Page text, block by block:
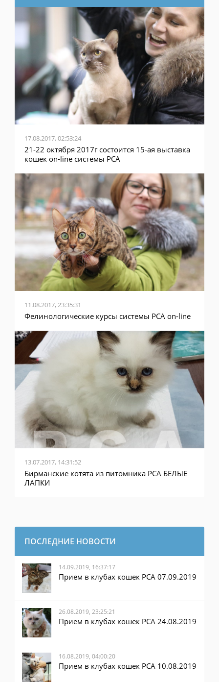
17.08.2017, 02:53:24
21-22 октября 2017г состоится 15-ая выставка
кошек on-line системы PCA
11.08.2017, 23:35:31
Фелинологические курсы системы PCA on-line
13.07.2017, 14:31:52
Бирманские котята из питомника PCA БЕЛЫЕ
ЛАПКИ
ПОСЛЕДНИЕ НОВОСТИ
14.09.2019, 16:37:17
Прием в клубах кошек PCA 07.09.2019
26.08.2019, 23:25:21
Прием в клубах кошек PCA 24.08.2019
16.08.2019, 04:00:20
Прием в клубах кошек PCA 10.08.2019